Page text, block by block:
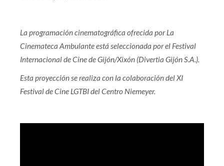
La programación cinematográfica ofrecida por La
Cinemateca Ambulante está seleccionada por el Festival
Internacional de Cine de Gijón/Xixón (Divertia Gijón S.A.).
Esta proyección se realiza con la colaboración del XI
Festival de Cine LGTBI del Centro Niemeyer.